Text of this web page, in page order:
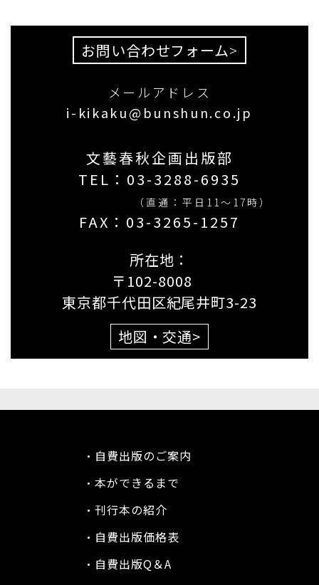
お問い合わせフォーム>
メールアドレス
i-kikaku@bunshun.co.jp
文藝春秋企画出版部
TEL： 03-3288-6935
（直通：平日11〜17時）
FAX：03-3265-1257
所在地：
〒102-8008
東京都千代田区紀尾井町3-23
地図・交通>
自費出版のご案内
本ができるまで
刊行本の紹介
自費出版価格表
自費出版Q＆A